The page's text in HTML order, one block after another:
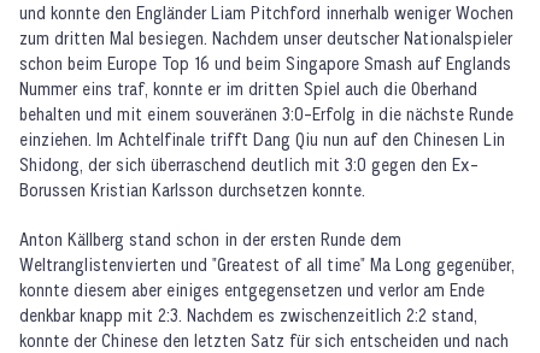
und konnte den Engländer Liam Pitchford innerhalb weniger Wochen
zum dritten Mal besiegen. Nachdem unser deutscher Nationalspieler
schon beim Europe Top 16 und beim Singapore Smash auf Englands
Nummer eins traf, konnte er im dritten Spiel auch die Oberhand
behalten und mit einem souveränen 3:0-Erfolg in die nächste Runde
einziehen. Im Achtelfinale trifft Dang Qiu nun auf den Chinesen Lin
Shidong, der sich überraschend deutlich mit 3:0 gegen den Ex-
Borussen Kristian Karlsson durchsetzen konnte.
Anton Källberg stand schon in der ersten Runde dem
Weltranglistenvierten und "Greatest of all time" Ma Long gegenüber,
konnte diesem aber einiges entgegensetzen und verlor am Ende
denkbar knapp mit 2:3. Nachdem es zwischenzeitlich 2:2 stand,
konnte der Chinese den letzten Satz für sich entscheiden und nach